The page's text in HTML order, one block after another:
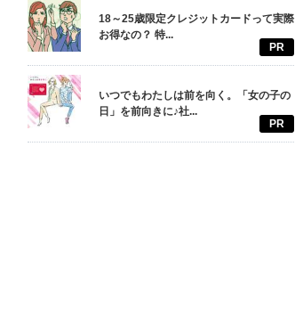
18～25歳限定クレジットカードって実際
お得なの？ 特...
PR
いつでもわたしは前を向く。「女の子の
日」を前向きに♪社...
PR